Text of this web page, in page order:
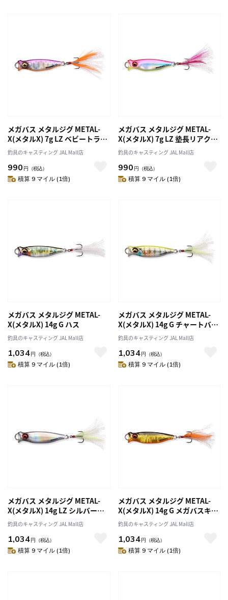
メガバス メタルジグ METAL-
X(メタルX) 7g LZ ベビートラウ
ト
釣具のキャスティング JAL Mall店
990 円 （税込）
積算 9 マイル (1倍)
メガバス メタルジグ METAL-
X(メタルX) 7g LZ 塾長リアクシ
ョン
釣具のキャスティング JAL Mall店
990 円 （税込）
積算 9 マイル (1倍)
メガバス メタルジグ METAL-
X(メタルX) 14g G ハス
釣具のキャスティング JAL Mall店
1,034円 （税込）
積算 9 マイル (1倍)
メガバス メタルジグ METAL-
X(メタルX) 14g G チャートバッ
クギル
釣具のキャスティング JAL Mall店
1,034円 （税込）
積算 9 マイル (1倍)
メガバス メタルジグ METAL-
X(メタルX) 14g LZ シルバーシ
ャッド
釣具のキャスティング JAL Mall店
1,034円 （税込）
積算 9 マイル (1倍)
メガバス メタルジグ METAL-
X(メタルX) 14g G メガバスキン
クロ
釣具のキャスティング JAL Mall店
1,034円 （税込）
積算 9 マイル (1倍)